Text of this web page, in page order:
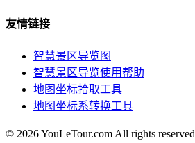
友情链接
智慧景区导览图
智慧景区导览使用帮助
地图坐标拾取工具
地图坐标系转换工具
© 2026 YouLeTour.com All rights